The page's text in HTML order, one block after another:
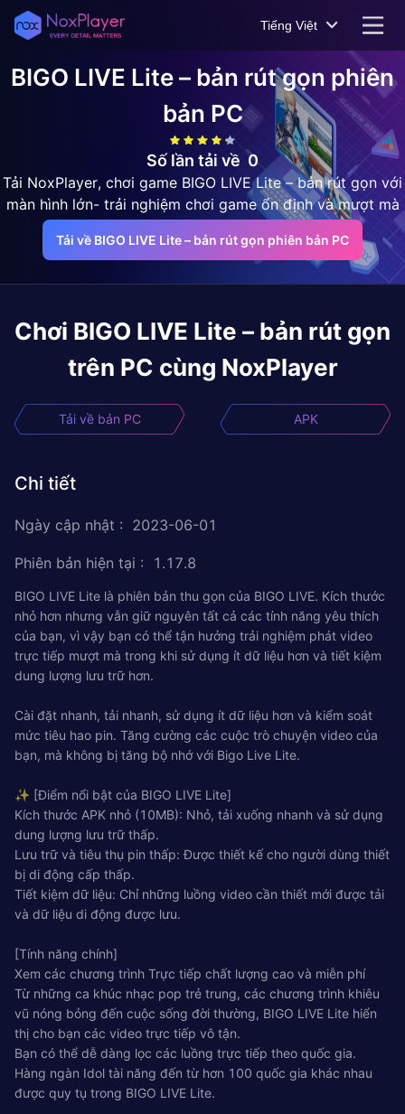
Tiếng Việt
BIGO LIVE Lite – bản rút gọn phiên
bản PC
Số lần tải về 0
Tải NoxPlayer, chơi game BIGO LIVE Lite – bản rút gọn với
màn hình lớn- trải nghiệm chơi game ổn định và mượt mà
Tải về BIGO LIVE Lite – bản rút gọn phiên bản PC
Chơi BIGO LIVE Lite – bản rút gọn
trên PC cùng NoxPlayer
Tải về bản PC APK
Chi tiết
Ngày cập nhật : 2023-06-01
Phiên bản hiện tại : 1.17.8
BIGO LIVE Lite là phiên bản thu gọn của BIGO LIVE. Kích thước
nhỏ hơn nhưng vẫn giữ nguyên tất cả các tính năng yêu thích
của bạn, vì vậy bạn có thể tận hưởng trải nghiệm phát video
trực tiếp mượt mà trong khi sử dụng ít dữ liệu hơn và tiết kiệm
dung lượng lưu trữ hơn.
Cài đặt nhanh, tải nhanh, sử dụng ít dữ liệu hơn và kiểm soát
mức tiêu hao pin. Tăng cường các cuộc trò chuyện video của
bạn, mà không bị tăng bộ nhớ với Bigo Live Lite.
✨ [Điểm nổi bật của BIGO LIVE Lite]
Kích thước APK nhỏ (10MB): Nhỏ, tải xuống nhanh và sử dụng
dung lượng lưu trữ thấp.
Lưu trữ và tiêu thụ pin thấp: Được thiết kế cho người dùng thiết
bị di động cấp thấp.
Tiết kiệm dữ liệu: Chỉ những luồng video cần thiết mới được tải
và dữ liệu di động được lưu.
[Tính năng chính]
Xem các chương trình Trực tiếp chất lượng cao và miễn phí
Từ những ca khúc nhạc pop trẻ trung, các chương trình khiêu
vũ nóng bỏng đến cuộc sống đời thường, BIGO LIVE Lite hiển
thị cho bạn các video trực tiếp vô tận.
Bạn có thể dễ dàng lọc các luồng trực tiếp theo quốc gia.
Hàng ngàn Idol tài năng đến từ hơn 100 quốc gia khác nhau
được quy tụ trong BIGO LIVE Lite.